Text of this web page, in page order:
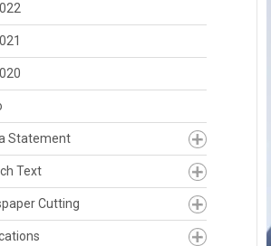
Statement
Text
Cutting